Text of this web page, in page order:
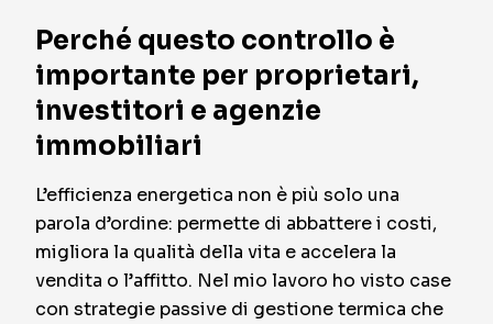
Perché questo controllo è
importante per proprietari,
investitori e agenzie
immobiliari
L’efficienza energetica non è più solo una
parola d’ordine: permette di abbattere i costi,
migliora la qualità della vita e accelera la
vendita o l’affitto. Nel mio lavoro ho visto case
con strategie passive di gestione termica che